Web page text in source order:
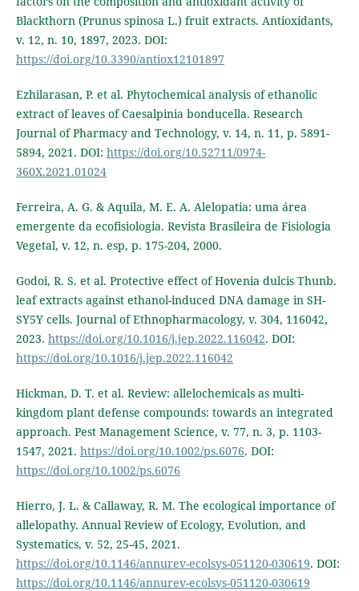
Blackthorn (Prunus spinosa L.) fruit extracts. Antioxidants,
v. 12, n. 10, 1897, 2023. DOI:
https://doi.org/10.3390/antiox12101897
Ezhilarasan, P. et al. Phytochemical analysis of ethanolic
extract of leaves of Caesalpinia bonducella. Research
Journal of Pharmacy and Technology, v. 14, n. 11, p. 5891-
5894, 2021. DOI: https://doi.org/10.52711/0974-
360X.2021.01024
Ferreira, A. G. & Aquila, M. E. A. Alelopatia: uma área
emergente da ecofisiologia. Revista Brasileira de Fisiologia
Vegetal, v. 12, n. esp, p. 175-204, 2000.
Godoi, R. S. et al. Protective effect of Hovenia dulcis Thunb.
leaf extracts against ethanol-induced DNA damage in SH-
SY5Y cells. Journal of Ethnopharmacology, v. 304, 116042,
2023. https://doi.org/10.1016/j.jep.2022.116042. DOI:
https://doi.org/10.1016/j.jep.2022.116042
Hickman, D. T. et al. Review: allelochemicals as multi-
kingdom plant defense compounds: towards an integrated
approach. Pest Management Science, v. 77, n. 3, p. 1103-
1547, 2021. https://doi.org/10.1002/ps.6076. DOI:
https://doi.org/10.1002/ps.6076
Hierro, J. L. & Callaway, R. M. The ecological importance of
allelopathy. Annual Review of Ecology, Evolution, and
Systematics, v. 52, 25-45, 2021.
https://doi.org/10.1146/annurev-ecolsys-051120-030619. DOI:
https://doi.org/10.1146/annurev-ecolsys-051120-030619